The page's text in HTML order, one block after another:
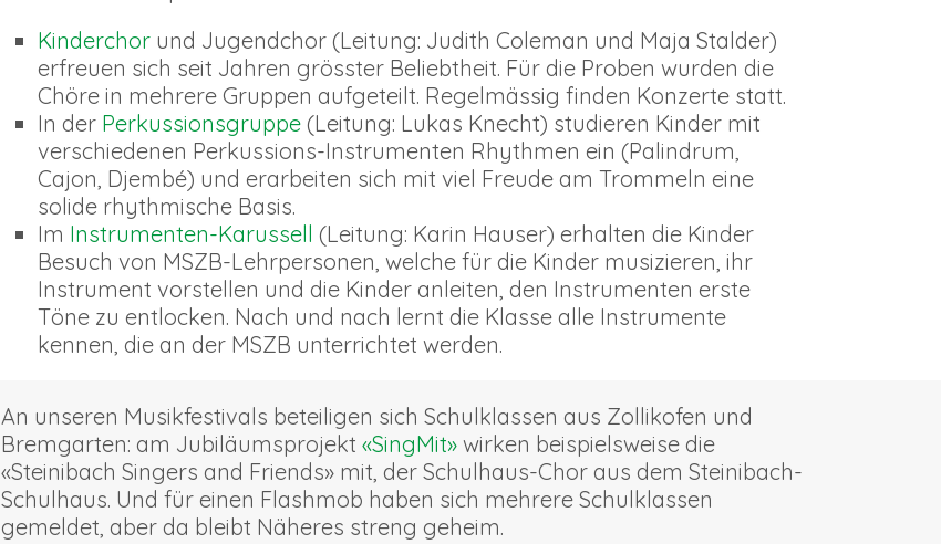
Kinderchor und Jugendchor (Leitung: Judith Coleman und Maja Stalder)
erfreuen sich seit Jahren grösster Beliebtheit. Für die Proben wurden die
Chöre in mehrere Gruppen aufgeteilt. Regelmässig finden Konzerte statt.
In der Perkussionsgruppe (Leitung: Lukas Knecht) studieren Kinder mit
verschiedenen Perkussions-Instrumenten Rhythmen ein (Palindrum,
Cajon, Djembé) und erarbeiten sich mit viel Freude am Trommeln eine
solide rhythmische Basis.
Im Instrumenten-Karussell (Leitung: Karin Hauser) erhalten die Kinder
Besuch von MSZB-Lehrpersonen, welche für die Kinder musizieren, ihr
Instrument vorstellen und die Kinder anleiten, den Instrumenten erste
Töne zu entlocken. Nach und nach lernt die Klasse alle Instrumente
kennen, die an der MSZB unterrichtet werden.
An unseren Musikfestivals beteiligen sich Schulklassen aus Zollikofen und
Bremgarten: am Jubiläumsprojekt«SingMit» wirken beispielsweise die
«Steinibach Singers and Friends» mit, der Schulhaus-Chor aus dem Steinibach-
Schulhaus. Und für einen Flashmob haben sich mehrere Schulklassen
gemeldet, aber da bleibt Näheres streng geheim.